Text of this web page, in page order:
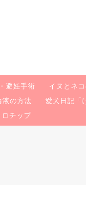
避妊手術 イヌとネ
液の方法
愛犬日記「
ロチップ